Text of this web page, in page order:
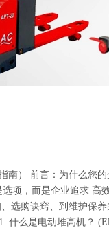
南） 前言：为什么您
项，而是企业追求 高
选购诀窍、到维护保
什么是电动堆高机？